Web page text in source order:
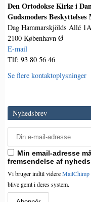
Den Ortodokse Kirke i
Gudsmoders Beskyttelses
Dag Hammarskjölds Allé
2100 København Ø
E-mail
Tlf: 93 80 56 46
Se flere kontaktoplysninger
Nyhedsbrev
Min email-adresse
fremsendelse af
Vi bruger indtil videreMailChimp
blive gemt i deres system.